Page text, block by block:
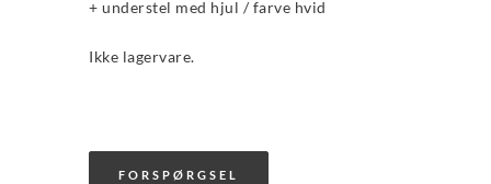
+ understel med hjul / farve hvid
Ikke lagervare.
FORSPØRGSEL